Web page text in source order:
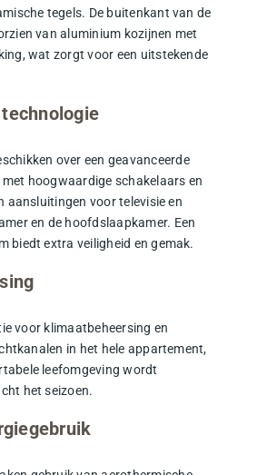
tegels. De buitenkant van de
van aluminium kozijnen met
wat zorgt voor een uitstekende
over een geavanceerde
hoogwaardige schakelaars en
aansluitingen voor televisie en
en de hoofdslaapkamer. Een
biedt extra veiligheid en gemak.
voor klimaatbeheersing en
in het hele appartement,
leefomgeving wordt
het seizoen.